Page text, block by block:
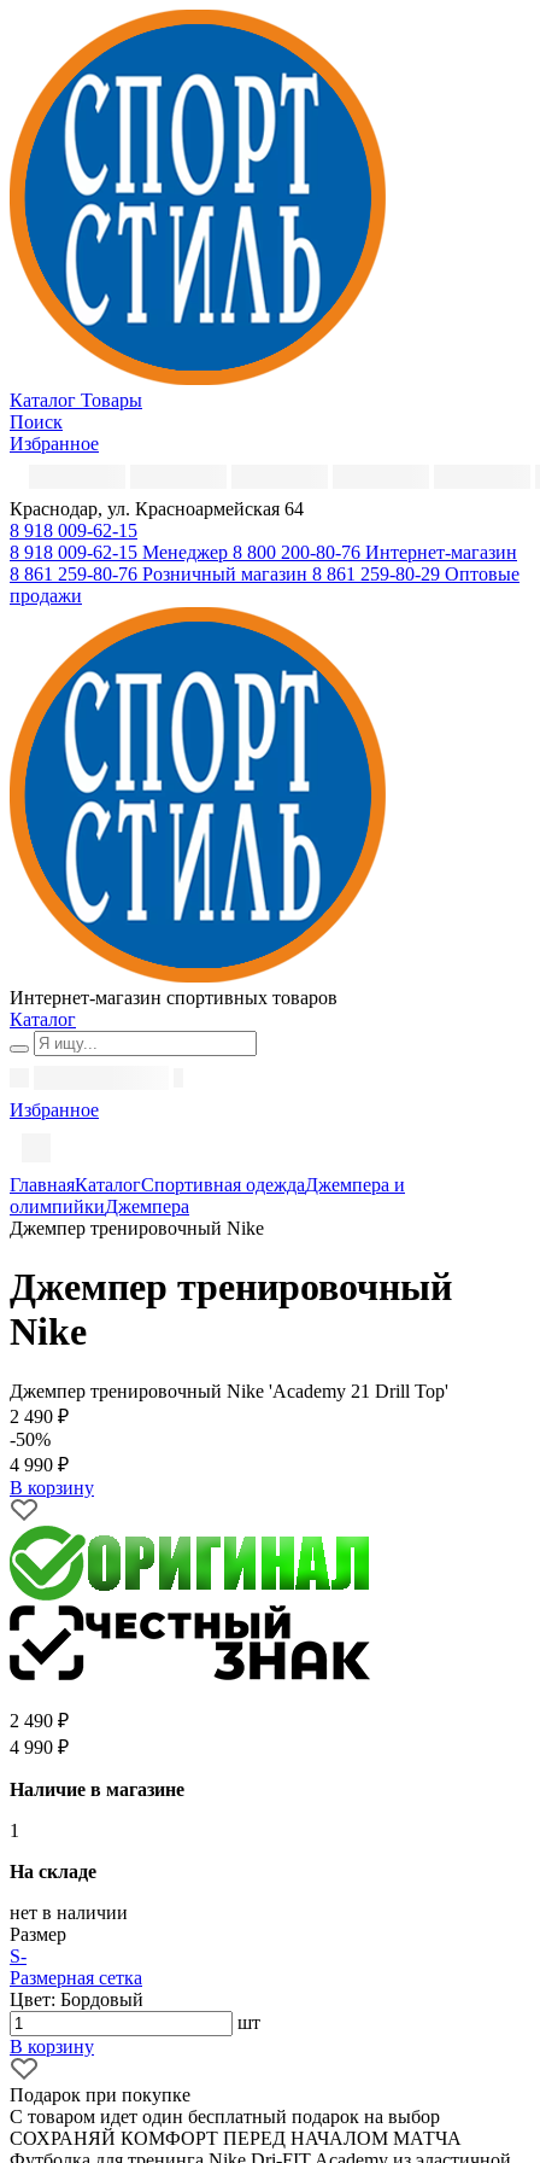
Каталог Товары
Поиск
Избранное
Краснодар, ул. Красноармейская 64
8 918 009-62-15
8 918 009-62-15 Менеджер 8 800 200-80-76 Интернет-магазин
8 861 259-80-76 Розничный магазин 8 861 259-80-29 Оптовые
продажи
Интернет-магазин спортивных товаров
Каталог
Избранное
ГлавнаяКаталогСпортивная одеждаДжемпера и
олимпийкиДжемпера
Джемпер тренировочный Nike
Джемпер тренировочный
Nike
Джемпер тренировочный Nike 'Academy 21 Drill Top'
2 490 ₽
-50%
4 990 ₽
В корзину
2 490 ₽
4 990 ₽
Наличие в магазине
1
На складе
нет в наличии
Размер
S-
Размерная сетка
Цвет: Бордовый
шт
В корзину
Подарок при покупке
С товаром идет один бесплатный подарок на выбор
СОХРАНЯЙ КОМФОРТ ПЕРЕД НАЧАЛОМ МАТЧА